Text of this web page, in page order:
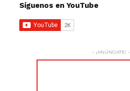
Síguenos en YouTube
- ¡ANÚNCIATE! -